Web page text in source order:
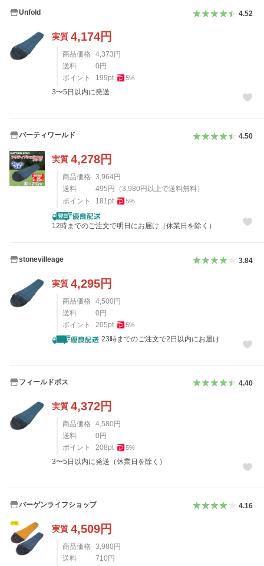
Unfold 4.52
実質 4,174円
商品価格 4,373 円
送料
0 円
ポイント
199pt 5%
3〜5日以内に発送
パーティワールド 4.50
実質 4,278円
商品価格 3,964円
送料
495 円 （3,980 円以上で送料無料）
ポイント
181pt 5%
12時までのご注文で明日にお届け（休業日を除く）
stonevilleage 3.84
実質 4,295円
商品価格 4,500円
送料
0円
ポイント
205pt 5%
23時までのご注文で2日以内にお届け
フィールドボス 4.40
実質 4,372円
商品価格 4,580円
送料
0円
ポイント
208pt 5%
3〜5日以内に発送（休業日を除く）
バーゲンライフショップ 4.16
実質 4,509円
商品価格 3,980円
送料
710円